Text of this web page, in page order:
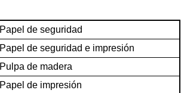
Papel de seguridad
Papel de seguridad e impresión
Pulpa de madera
Papel de impresión